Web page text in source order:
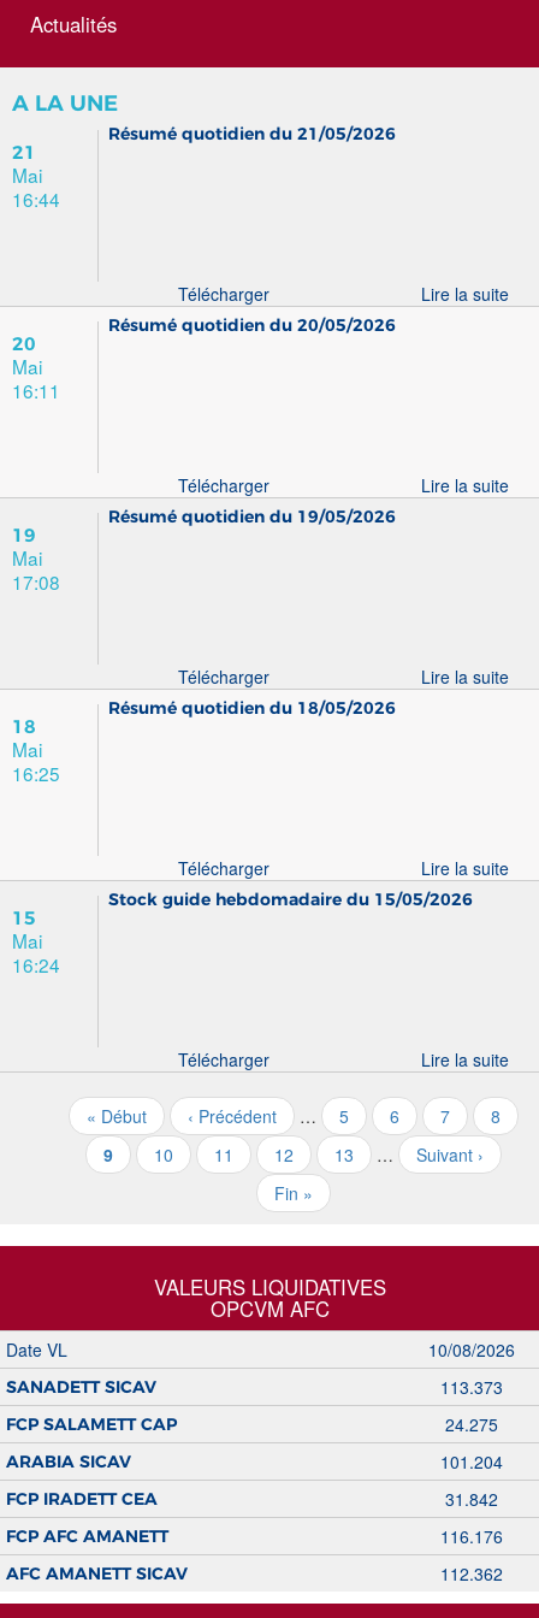
Actualités
A LA UNE
21
Mai
16:44
Résumé quotidien du 21/05/2026
Lire la suite
Télécharger
20
Mai
16:11
Résumé quotidien du 20/05/2026
Lire la suite
Télécharger
19
Mai
17:08
Résumé quotidien du 19/05/2026
Lire la suite
Télécharger
18
Mai
16:25
Résumé quotidien du 18/05/2026
Lire la suite
Télécharger
15
Mai
16:24
Stock guide hebdomadaire du 15/05/2026
Lire la suite
Télécharger
« Début ‹ Précédent … 5 6 7
8
9
10 11 12 13 …
Suivant ›
Fin »
VALEURS LIQUIDATIVES
OPCVM AFC
Date VL 10/08/2026
SANADETT SICAV 113.373
FCP SALAMETT CAP 24.275
ARABIA SICAV 101.204
FCP IRADETT CEA 31.842
FCP AFC AMANETT 116.176
AFC AMANETT SICAV 112.362